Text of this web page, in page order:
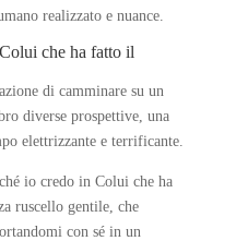
realizzato e nuance.
che ha fatto il
di camminare su un
diverse prospettive, una
elettrizzante e terrificante.
io credo in Colui che ha
ruscello gentile, che
con sé in un